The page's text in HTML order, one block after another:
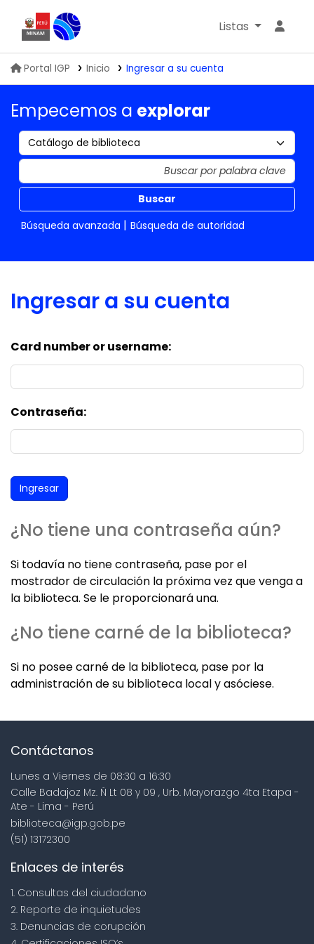
Biblioteca IGP
Listas
Portal IGP Inicio Ingresar a su cuenta
Empecemos a explorar
Buscar
Búsqueda avanzada
Búsqueda de autoridad
Ingresar a su cuenta
Card number or username:
Contraseña:
¿No tiene una contraseña aún?
Si todavía no tiene contraseña, pase por el
mostrador de circulación la próxima vez que venga a
la biblioteca. Se le proporcionará una.
¿No tiene carné de la biblioteca?
Si no posee carné de la biblioteca, pase por la
administración de su biblioteca local y asóciese.
Contáctanos
Lunes a Viernes de 08:30 a 16:30
Calle Badajoz Mz. Ñ Lt 08 y 09 , Urb. Mayorazgo 4ta Etapa -
Ate - Lima - Perú
biblioteca@igp.gob.pe
(51) 13172300
Enlaces de interés
1. Consultas del ciudadano
2. Reporte de inquietudes
3. Denuncias de corupción